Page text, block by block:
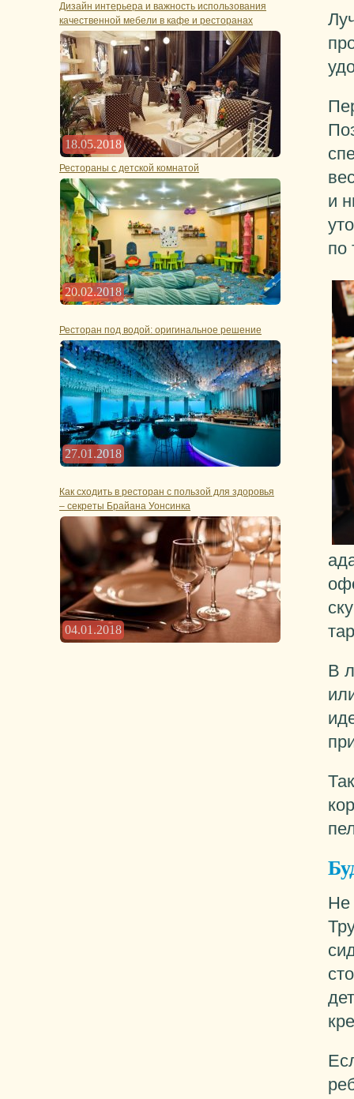
Дизайн интерьера и важность использования
качественной мебели в кафе и ресторанах
18.05.2018
Рестораны с детской комнатой
20.02.2018
Ресторан под водой: оригинальное решение
27.01.2018
Как сходить в ресторан с пользой для здоровья
– секреты Брайана Уонсинка
04.01.2018
и
по
В
Не